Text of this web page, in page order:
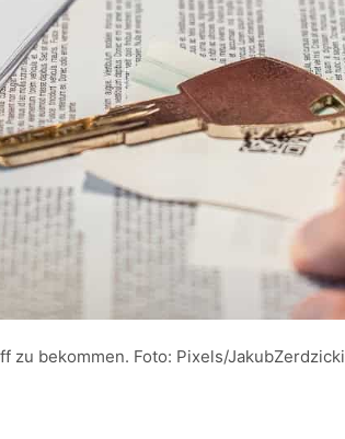
zu bekommen. Foto: Pixels/JakubZerdzicki